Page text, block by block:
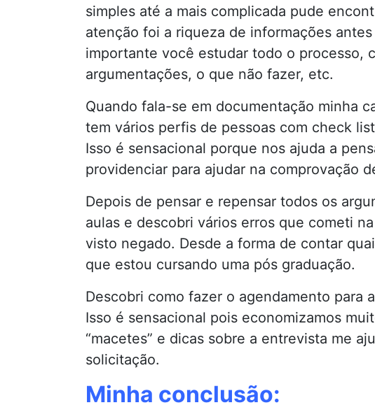
simples até a mais complicada pude
atenção foi a riqueza de informações
importante você estudar todo o processo,
argumentações, o que não fazer, etc.
Quando fala-se em documentação minha
tem vários perfis de pessoas com check
Isso é sensacional porque nos ajuda a
providenciar para ajudar na comprovação
Depois de pensar e repensar todos os
aulas e descobri vários erros que cometi
visto negado. Desde a forma de contar
que estou cursando uma pós graduação.
Descobri como fazer o agendamento para
Isso é sensacional pois economizamos
“macetes” e dicas sobre a entrevista me
solicitação.
Minha conclusão: